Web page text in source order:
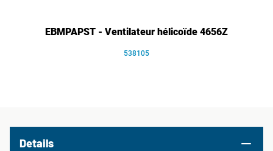
EBMPAPST - Ventilateur hélicoïde 4656Z
538105
Details